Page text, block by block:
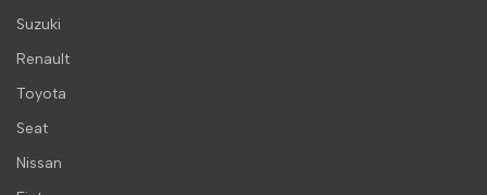
Suzuki
Renault
Toyota
Seat
Nissan